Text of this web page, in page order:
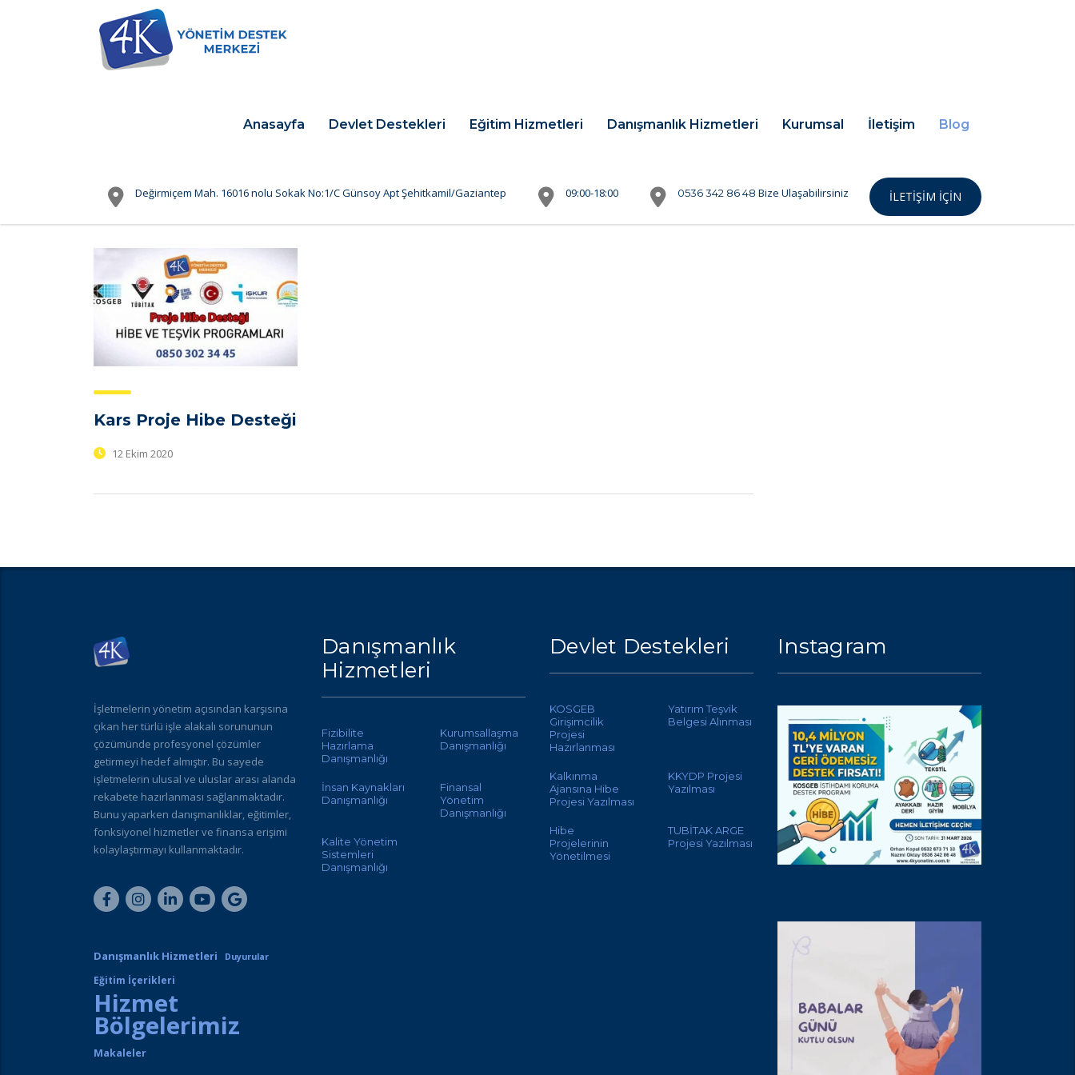
Anasayfa Devlet Destekleri Eğitim Hizmetleri Danışmanlık Hizmetleri Kurumsal İletişim Blog
Değirmiçem Mah. 16016 nolu Sokak No:1/C Günsoy Apt Şehitkamil/Gaziantep 09:00-18:00 0536 342 86 48 Bize Ulaşabilirsiniz İLETIŞIM IÇIN
Kars Proje Hibe Desteği
12 Ekim 2020
İşletmelerin yönetim açısından karşısına
çıkan her türlü işle alakalı sorununun
çözümünde profesyonel çözümler
getirmeyi hedef almıştır. Bu sayede
işletmelerin ulusal ve uluslar arası alanda
rekabete hazırlanması sağlanmaktadır.
Bunu yaparken danışmanlıklar, eğitimler,
fonksiyonel hizmetler ve finansa erişimi
kolaylaştırmayı kullanmaktadır.
Danışmanlık Hizmetleri Duyurular
Eğitim İçerikleri
Hizmet
Bölgelerimiz
Makaleler
Danışmanlık
Hizmetleri
Fizibilite
Hazırlama
Danışmanlığı
Kurumsallaşma
Danışmanlığı
İnsan Kaynakları
Danışmanlığı
Finansal
Yönetim
Danışmanlığı
Kalite Yönetim
Sistemleri
Danışmanlığı
Devlet Destekleri
KOSGEB
Girişimcilik
Projesi
Hazırlanması
Yatırım Teşvik
Belgesi Alınması
Kalkınma
Ajansına Hibe
Projesi Yazılması
KKYDP Projesi
Yazılması
Hibe
Projelerinin
Yönetilmesi
TUBİTAK ARGE
Projesi Yazılması
Instagram